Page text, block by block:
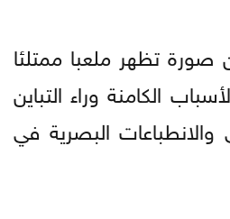
تظهر ملعبا ممتلئا
الكامنة وراء التباين
البصرية في